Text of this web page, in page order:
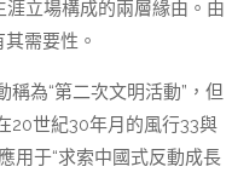
涯立場構成的兩層緣由。由
需要性。
為“第二次文明活動”，但
20世紀30年月的風行33與
用于“求索中國式反動成長